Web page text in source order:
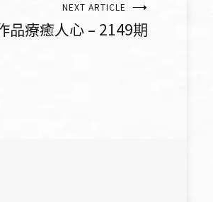
NEXT ARTICLE
品療癒人心 – 2149期